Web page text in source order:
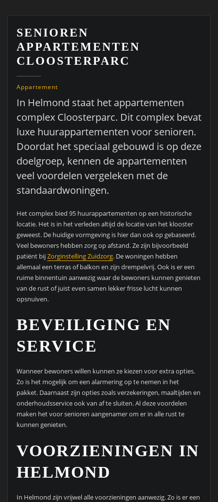
SENIOREN
APPARTEMENTEN
CLOOSTERPARC
Appartement
In Helmond staat het appartementen
complex Cloosterparc. Dit complex bevat
luxe huurappartementen voor senioren.
Doordat het speciaal gebouwd is op deze
doelgroep, kennen de appartementen
veel voordelen vergeleken met de
standaardwoningen.
Het complex bied 95 huurappartementen op een historische
locatie. Het is in het verleden altijd de locatie van het klooster
geweest. De huidige vormgeving is hier dan ook op gebaseerd.
Veel bewoners hebben zorg op afstand. Ze zijn bijvoorbeeld
patiënt bijZorginstelling Zuidzorg. De woningen hebben
allemaal een terras of balkon en zijn drempelvrij. Ook is er een
ruime binnentuin aanwezig waar de bewoners kunnen genieten
van de rust of juist even samen lekker frisse lucht kunnen
opsnuiven.
BEVEILIGING EN
SERVICE
Wanneer bewoners willen kunnen ze kiezen voor extra opties.
Zo is het mogelijk om een alarmering op te nemen in het
pakket. Daarnaast zijn opties zoals verzekeringen, maaltijden en
onderhoudsservice ook van af te sluiten. Al deze voordelen
maken het voor senioren aangenamer om er in alle rust te
kunnen genieten.
VOORZIENINGEN IN
HELMOND
In Helmond zijn vrijwel alle voorzieningen aanwezig. Zo is er een